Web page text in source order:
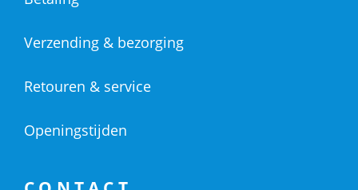
Verzending & bezorging
Retouren & service
Openingstijden